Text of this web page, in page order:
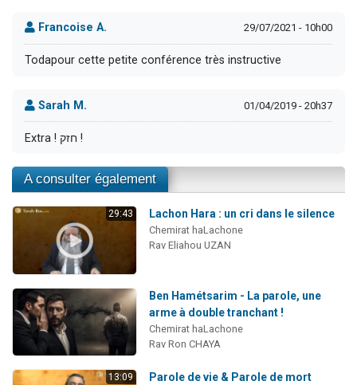
Francoise A. 29/07/2021 - 10h00
Todapour cette petite conférence très instructive
Sarah M. 01/04/2019 - 20h37
Extra ! חזק !
A consulter également
29:43 Lachon Hara : un cri dans le silence
Chemirat haLachone
Rav Eliahou UZAN
Ben Hamétsarim - La parole, une
arme à double tranchant !
Chemirat haLachone
Rav Ron CHAYA
13:09 Parole de vie & Parole de mort